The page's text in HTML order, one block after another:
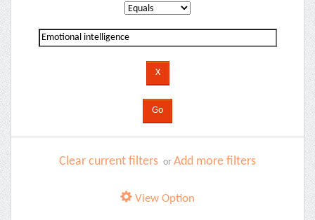
Clear current filters or Add more filters
View Option